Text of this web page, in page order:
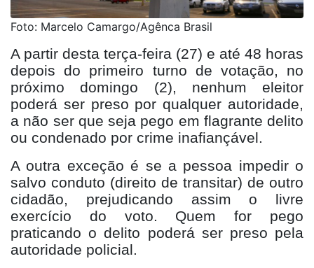
Foto: Marcelo Camargo/Agênca Brasil
A partir desta terça-feira (27) e até 48 horas
depois do primeiro turno de votação, no
próximo domingo (2), nenhum eleitor
poderá ser preso por qualquer autoridade,
a não ser que seja pego em flagrante delito
ou condenado por crime inafiançável.
A outra exceção é se a pessoa impedir o
salvo conduto (direito de transitar) de outro
cidadão, prejudicando assim o livre
exercício do voto. Quem for pego
praticando o delito poderá ser preso pela
autoridade policial.